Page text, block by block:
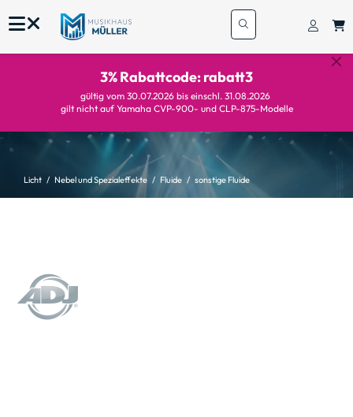
3% Rabattcode: rabatt3
gültig vom 30.07.2026 bis einschl. 31.08.2026
gilt nicht auf Yamaha CVP-900- und CLP-875-Modelle
Licht Nebel und Spezialeffekte Fluide sonstige Fluide